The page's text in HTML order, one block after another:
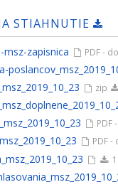
STIAHNUTIE
msz-zapisnica PDF -
zip
PDF
PDF -